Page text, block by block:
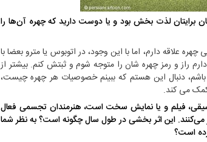
لذت بخش بود و یا دوست دارید که چهره آن‌ها را
علاقه دارم، اما با این وجود، در اتوبوس یا مترو بعضا با
راز و رمز چهره شان را متوجه شوم و ثبتش کنم. بیشتر از
دنبال این هستم که ببینم خصوصیات هر چهره چیست،
کمک می کند.
فیلم و یا نمایش سخت است، هنرمندان تجسمی فعال
می‌کنند. این اثر بخشی در طول سال چگونه است؟ به نظر شما
است؟